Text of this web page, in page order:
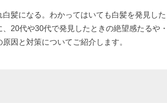
髪になる。わかってはいても白髪を発見し
20代や30代で発見したときの絶望感たるや
因と対策についてご紹介します。